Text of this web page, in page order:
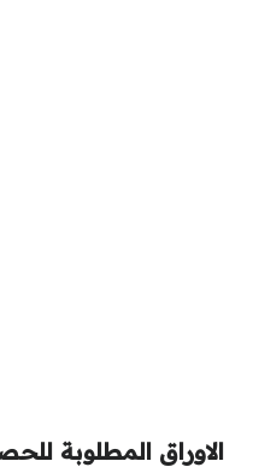
الاوراق المطلوبة